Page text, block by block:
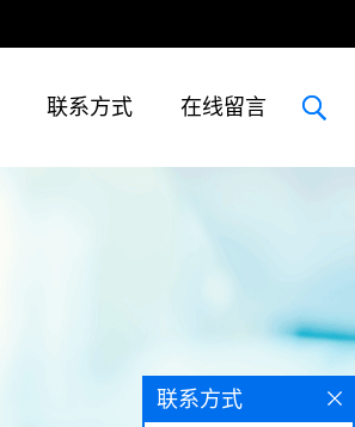
联系方式 在线留言
联系方式